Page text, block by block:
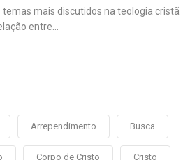
temas mais discutidos na teologia cristã
entre...
Arrependimento Busca
Corpo de Cristo Cristo